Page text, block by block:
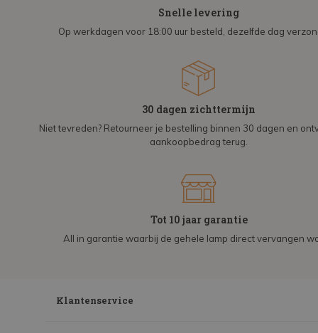
Snelle levering
Op werkdagen voor 18:00 uur besteld, dezelfde dag
30 dagen zichttermijn
Niet tevreden? Retourneer je bestelling binnen 30 dagen en
aankoopbedrag terug.
Tot 10 jaar garantie
All in garantie waarbij de gehele lamp direct vervangen
Klantenservice